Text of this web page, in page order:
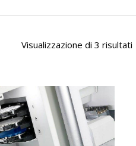
Visualizzazione di 3 risultati